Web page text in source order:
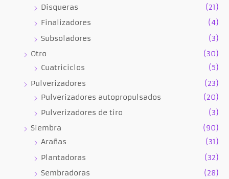
Disqueras
(21)
Finalizadores
(4)
Subsoladores
(3)
Otro
(30)
Cuatriciclos
(5)
Pulverizadores
(23)
Pulverizadores autopropulsados
(20)
Pulverizadores de tiro
(3)
Siembra
(90)
Arañas
(31)
Plantadoras
(32)
Sembradoras
(28)